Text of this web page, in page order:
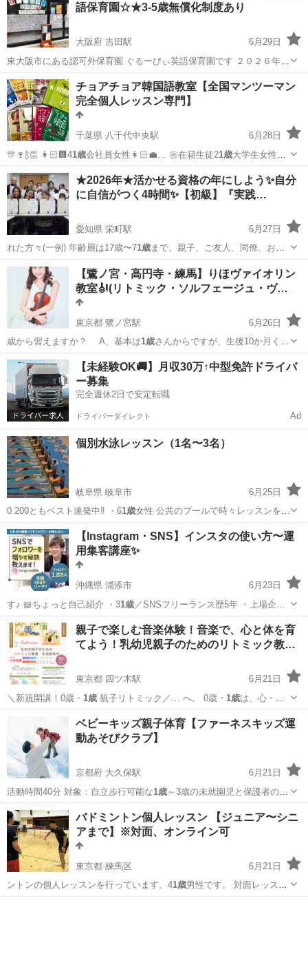
語保育園☆★3-5歳無償化制度あり
大阪府 吉田駅
6月29日
東大阪市にある認可外保育園 ぐるーびぃ英語保育園です ２０２６年度
より２歳児も無償化！ インターナショナルというより、アットホーム
な英語保育園です お友達と英語で遊ぶ、一緒に園で生活をする、英語
がのびる以...
大阪 東大阪市 その他 少人数
チョアチョア韓国語教室【全国マンツーマン
完全個人レッスン専門】
千葉県 八千代中央駅
6月28日
🎊🍷🍾👏 👩🏻🏢41歳 会社員女性👩🏻‍💼… ㊗️在籍生徒21歳大学生女性
（緑ヶ丘…
千葉 八千代市 八千代中央駅 韓国語 20代
★2026年★活かせる資格の年にしよう✨自分
に自信がつく4時間✨【初級】『実践…
愛知県 栄町駅
6月27日
れた方々(一例) 年齢層は17歳〜71歳まで。親子、ご友人、同僚、おひ
とり様。…
愛知 名古屋市 栄町駅 その他 講座
【鷺ノ宮・高円寺・練馬】りほヴァイオリン
教室🎻(リトミック・ソルフェージュ・ヴ…
東京都 鷺ノ宮駅
6月26日
歳から習えますか？ A、基本は1歳さんからですが、生後10か月くら
いから…
東京 中野区 鷺ノ宮駅 音楽 ヴァイオリン
【未経験OK🚚】月収30万↑中型免許ドライバ
ー募集
完全週休2日で安定転職
ドライバーダイレクト Ad
個別水泳レッスン（1名〜3名）
岐阜県 岐阜市
6月25日
0.200ともベスト連発中‼️ ・61歳女性 公共のプールで時々レッスンを受
け…
岐阜 岐阜市 コーチ
【Instagram・SNS】インスタの使い方〜運
用集客講座✨
沖縄県 浦添市
6月23日
す♪ 📖ちょっと自己紹介 ・31歳／SNSフリーランス歴5年 ・上場企…
沖縄 浦添市 その他 SNS
親子で楽しむ音楽体験！音楽で、心と体を育
てよう！乳幼児親子のためのリトミック教…
東京都 四ツ木駅
6月21日
＼新規開講！0歳・ 1歳 親子リトミック／… へ。 0歳・ 1歳は、心・身
体・こと… 葛飾区 四ツ木駅 リトミック
ベビーキッズ親子体育【ファーネスキッズ運
動あそびクラブ】
京都府 大久保駅
6月21日
活動時間40分 対象：自立歩行可能な1歳～3歳の未就園児と保護者の方
月2回…
京都 宇治市 大久保駅 その他
バドミントン個人レッスン 【ジュニア〜シニ
アまで】※対面、オンライン可
東京都 練馬区
6月21日
ントンの個人レッスンを行っています。41歳男性です。 対面レッスン
に加えて、オ…